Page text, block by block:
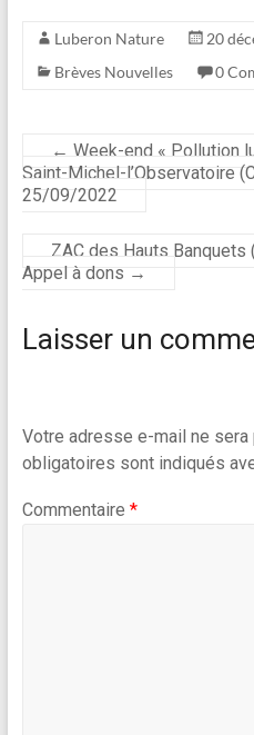
Luberon Nature
20
Brèves Nouvelles
0
← Week-end « Pollution
Saint-Michel-l’Observatoire
25/09/2022
ZAC des Hauts Banquets
Appel à dons →
Laisser un
Votre adresse e-mail ne sera
obligatoires sont indiqués
Commentaire *